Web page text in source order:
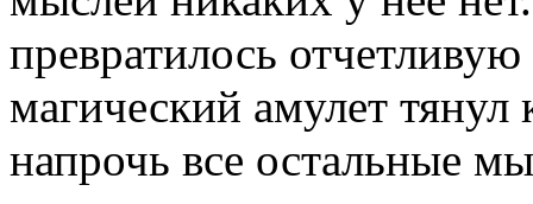
превратилось
магический амулет тянул
напрочь все остальные